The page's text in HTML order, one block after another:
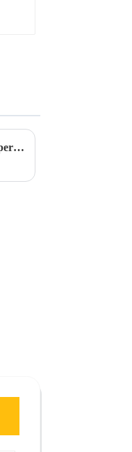
Como verificar a carregadeira/escavadeira em ambiente de alta temperatura?